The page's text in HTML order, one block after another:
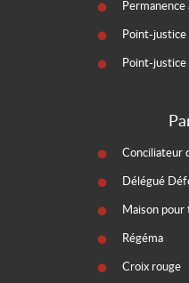
Point-
Point-justice
Conciliateur
Délégué
Maison pour
Régéma
Croix rouge